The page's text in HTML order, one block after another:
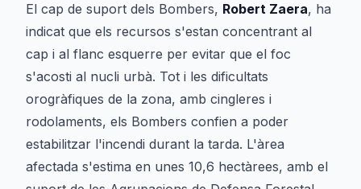
El cap de suport dels Bombers, Robert Zaera, ha
indicat que els recursos s'estan concentrant al
cap i al flanc esquerre per evitar que el foc
s'acosti al nucli urbà. Tot i les dificultats
orogràfiques de la zona, amb cingleres i
rodolaments, els Bombers confien a poder
estabilitzar l'incendi durant la tarda. L'àrea
afectada s'estima en unes 10,6 hectàrees, amb el